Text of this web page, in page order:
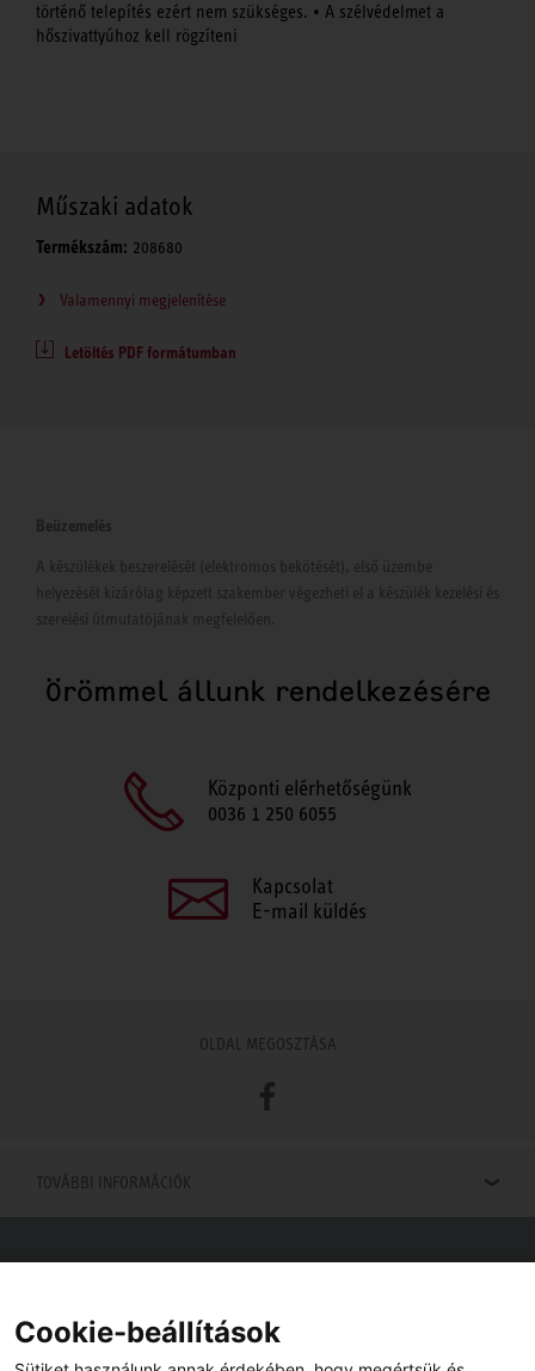
történő telepítés ezért nem szükséges. • A szélvédelmet a
hőszivattyúhoz kell rögzíteni
Műszaki adatok
Termékszám: 208680
Valamennyi megjelenítése
Letöltés PDF formátumban
Beüzemelés
A készülékek beszerelését (elektromos bekötését), első üzembe
helyezését kizárólag képzett szakember végezheti el a készülék kezelési és
szerelési útmutatójának megfelelően.
Örömmel állunk rendelkezésére
Központi elérhetőségünk
0036 1 250 6055
Kapcsolat
E-mail küldés
OLDAL MEGOSZTÁSA
Facebook
TOVÁBBI INFORMÁCIÓK
Viszonteladót keres az Ön közelében? Nem probléma.
Cookie-beállítások